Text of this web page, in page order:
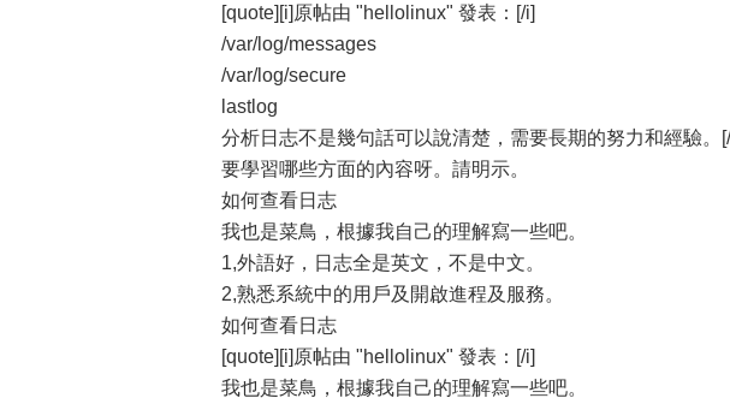
[quote][i]原帖由 "hellolinux" 發表：[/i]
/var/log/messages
/var/log/secure
lastlog
分析日志不是幾句話可以說清楚，需要長期的努力和經驗。
要學習哪些方面的內容呀。請明示。
如何查看日志
我也是菜鳥，根據我自己的理解寫一些吧。
1,外語好，日志全是英文，不是中文。
2,熟悉系統中的用戶及開啟進程及服務。
如何查看日志
[quote][i]原帖由 "hellolinux" 發表：[/i]
我也是菜鳥，根據我自己的理解寫一些吧。